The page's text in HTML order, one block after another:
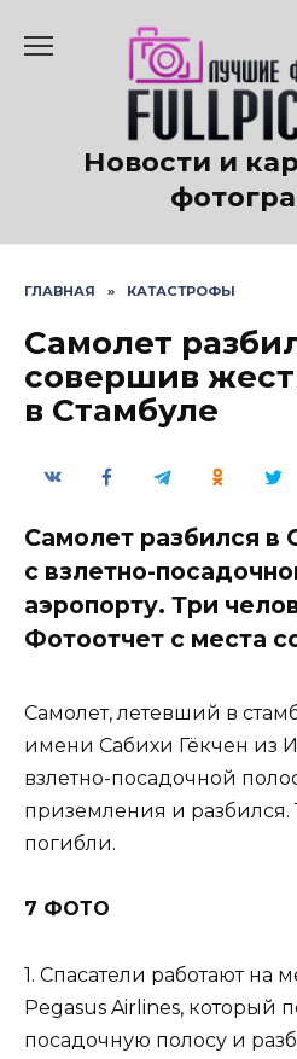
содержанию
Новости и
ГЛАВНАЯ » КАТАСТРОФЫ
Самолет
совершив
в Стамбуле
Самолет разбился в
с взлетно-
аэропорту. Три
Фотоотчет с места
Самолет, летевший в
имени Сабихи Гёкчен из
взлетно-посадочной
приземления и разбился.
погибли.
7 ФОТО
1. Спасатели работают на
Pegasus Airlines, который
посадочную полосу и